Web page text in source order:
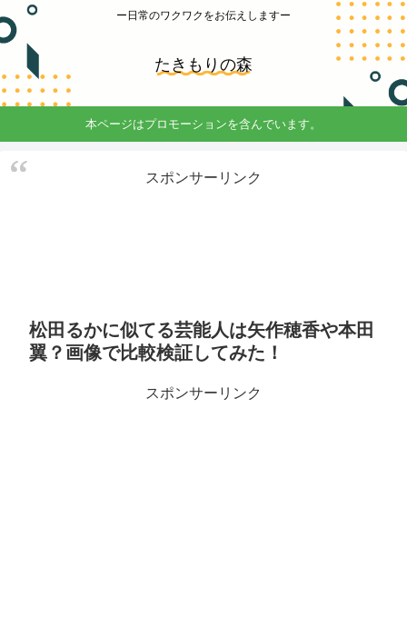
ー日常のワクワクをお伝えしますー
たきもりの森
本ページはプロモーションを含んでいます。
スポンサーリンク
松田るかに似てる芸能人は矢作穂香や本田
翼？画像で比較検証してみた！
スポンサーリンク